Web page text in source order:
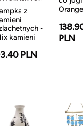
z
-
kamieni
PLN
Orange
PLN